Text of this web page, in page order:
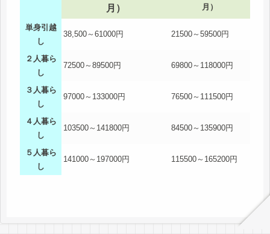
月）
月）
単身引越
し
38,500～61000円 21500～59500円
２人暮ら
し
72500～89500円 69800～118000円
３人暮ら
し
97000～133000円 76500～111500円
４人暮ら
し
103500～141800円 84500～135900円
５人暮ら
し
141000～197000円 115500～165200円